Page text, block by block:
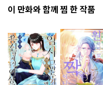
이 만화와 함께 찜 한 작품